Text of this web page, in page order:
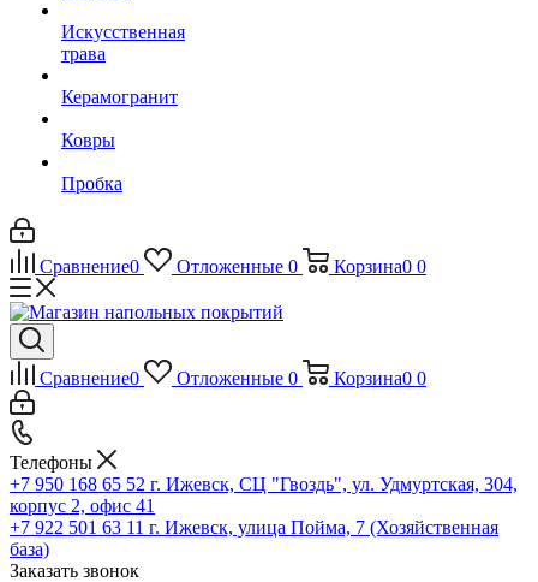
Искусственная
трава
Керамогранит
Ковры
Пробка
Сравнение0 Отложенные 0 Корзина0 0
Сравнение0 Отложенные 0 Корзина0 0
Телефоны
+7 950 168 65 52 г. Ижевск, СЦ "Гвоздь", ул. Удмуртская, 304,
корпус 2, офис 41
+7 922 501 63 11 г. Ижевск, улица Пойма, 7 (Хозяйственная
база)
Заказать звонок